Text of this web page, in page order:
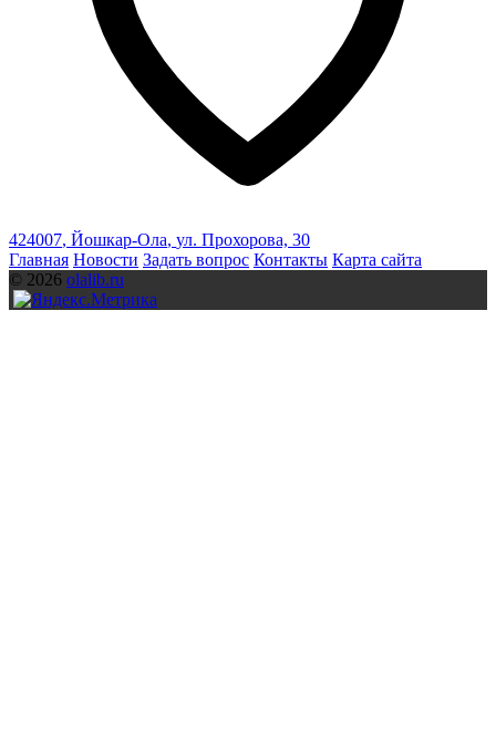
424007, Йошкар-Ола, ул. Прохорова, 30
Главная Новости Задать вопрос Контакты Карта сайта
© 2026 olalib.ru